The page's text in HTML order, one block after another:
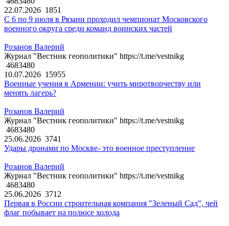
22.07.2026 1851
С 6 по 9 июля в Рязани проходил чемпионат Московского
военного округа среди команд воинских частей
Розанов Валерий
Журнал "Вестник геополитики" https://t.me/vestnikg
4683480
10.07.2026 15955
Военные учения в Армении: учить миротворчеству или
менять лагерь?
Розанов Валерий
Журнал "Вестник геополитики" https://t.me/vestnikg
4683480
25.06.2026 3741
Удары дронами по Москве- это военное преступление
Розанов Валерий
Журнал "Вестник геополитики" https://t.me/vestnikg
4683480
25.06.2026 3712
Первая в России строительная компания "Зеленый Сад", чей
флаг побывает на полюсе холода